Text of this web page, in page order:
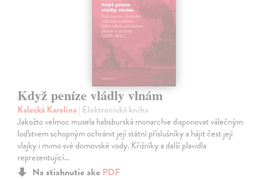
Když peníze vládly vlnám
Kalecká Karolína| Elektronická kniha
Jakožto velmoc musela habsburská monarchie disponovat válečným
loďstvem schopným ochránit její státní příslušníky a hájit čest její
vlajky i mimo své domovské vody. Křižníky a další plavidla
reprezentující…
Na stiahnutie ako PDF